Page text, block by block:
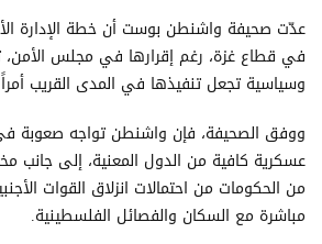
عدّت صحيفة واشنطن بوست أن خطة الإدارة
في قطاع غزة، رغم إقرارها في مجلس
وسياسية تجعل تنفيذها في المدى القريب أمراً
ووفق الصحيفة، فإن واشنطن تواجه صعوبة
عسكرية كافية من الدول المعنية، إلى جانب
من الحكومات من احتمالات انزلاق القوات
مباشرة مع السكان والفصائل الفلسطينية.